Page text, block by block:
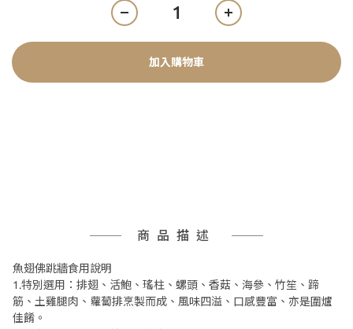
加入購物車
商品描述
魚翅佛跳牆食用說明
1.特別選用：排翅、活鮑、瑤柱、螺頭、香菇、海參、竹笙、蹄
筋、土雞腿肉、蘿蔔排烹製而成、風味四溢、口感豐富、亦是圍爐
佳餚。